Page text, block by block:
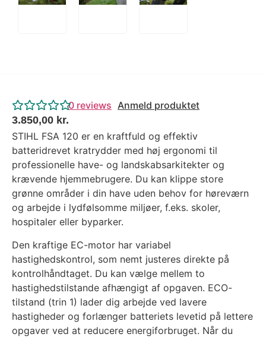
0 reviews Anmeld produktet
3.850,00 kr.
STIHL FSA 120 er en kraftfuld og effektiv
batteridrevet kratrydder med høj ergonomi til
professionelle have- og landskabsarkitekter og
krævende hjemmebrugere. Du kan klippe store
grønne områder i din have uden behov for høreværn
og arbejde i lydfølsomme miljøer, f.eks. skoler,
hospitaler eller byparker.
Den kraftige EC-motor har variabel
hastighedskontrol, som nemt justeres direkte på
kontrolhåndtaget. Du kan vælge mellem to
hastighedstilstande afhængigt af opgaven. ECO-
tilstand (trin 1) lader dig arbejde ved lavere
hastigheder og forlænger batteriets levetid på lettere
opgaver ved at reducere energiforbruget. Når du